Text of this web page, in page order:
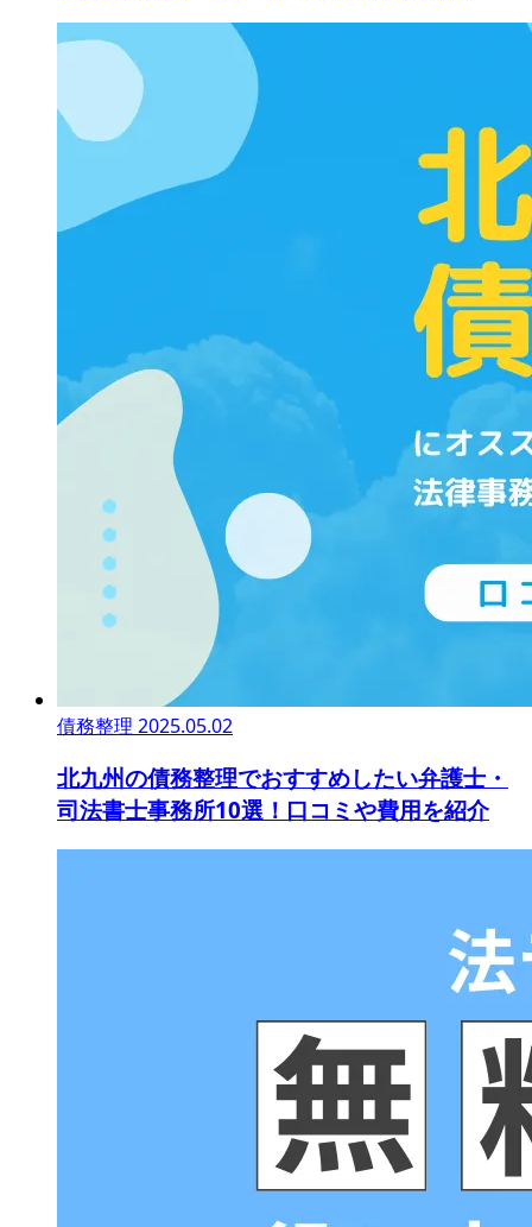
債務整理 2025.05.02
北九州の債務整理でおすすめしたい弁護士・
司法書士事務所10選！口コミや費用を紹介